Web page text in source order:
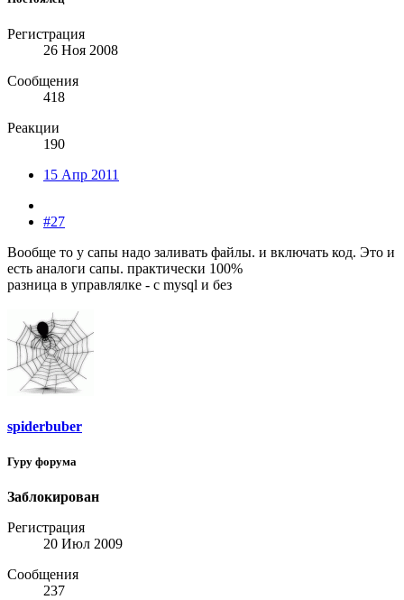
Регистрация
26 Ноя 2008
Сообщения
418
Реакции
190
15 Апр 2011
#27
Вообще то у сапы надо заливать файлы. и включать код. Это и
есть аналоги сапы. практически 100%
разница в управлялке - с mysql и без
spiderbuber
Гуру форума
Заблокирован
Регистрация
20 Июл 2009
Сообщения
237